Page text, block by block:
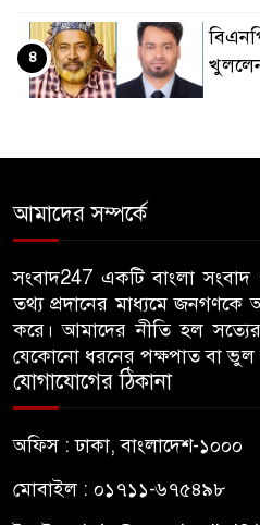
৪
মারধর
৫
তথ্য
৬
ভিপির
৭
আমাদের সম্পর্কে
সংবাদ247 একটি বাংলা
তথ্য প্রদানের মাধ্যমে জনগণকে
করে। আমাদের নীতি হল
যেকোনো ধরনের পক্ষপাত বা ভুল
যোগাযোগের ঠিকানা
অফিস : ঢাকা, বাংলাদেশ-১০০০
মোবাইল : ০১৭১১-৬৭৫৪৯৮